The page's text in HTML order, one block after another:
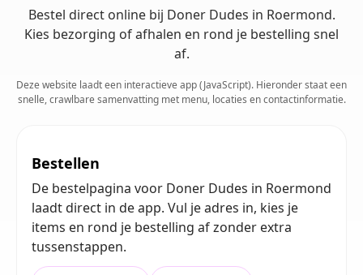
Bestel direct online bij Doner Dudes in Roermond.
Kies bezorging of afhalen en rond je bestelling snel
af.
Deze website laadt een interactieve app (JavaScript). Hieronder staat een
snelle, crawlbare samenvatting met menu, locaties en contactinformatie.
Bestellen
De bestelpagina voor Doner Dudes in Roermond
laadt direct in de app. Vul je adres in, kies je
items en rond je bestelling af zonder extra
tussenstappen.